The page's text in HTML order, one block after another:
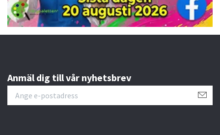
Anmäl dig till vår nyhetsbrev